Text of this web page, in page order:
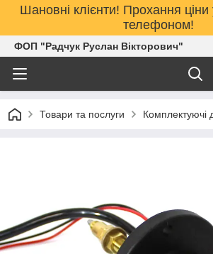
Шановні клієнти! Прохання
телефоном!
ФОП "Радчук Руслан Вікторович"
Товари та послуги Комплектуючі